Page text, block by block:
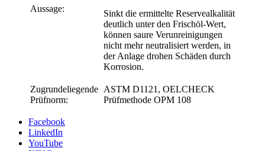
Aussage:
Sinkt die ermittelte Reservealkalität
deutlich unter den Frischöl-Wert,
können saure Verunreinigungen
nicht mehr neutralisiert werden, in
der Anlage drohen Schäden durch
Korrosion.
Zugrundeliegende
Prüfnorm:
ASTM D1121, OELCHECK
Prüfmethode OPM 108
Facebook
LinkedIn
YouTube